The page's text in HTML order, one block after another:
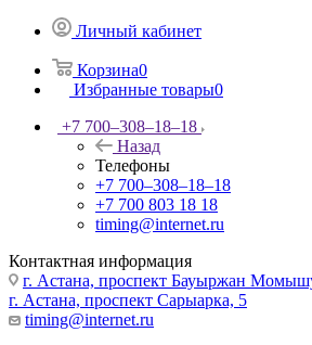
Личный кабинет
Корзина0
Избранные товары0
+7 700‒308‒18‒18
Назад
Телефоны
+7 700‒308‒18‒18
+7 700 803 18 18
timing@internet.ru
Контактная информация
г. Астана, проспект Бауыржан
г. Астана, проспект Сарыарка, 5
timing@internet.ru